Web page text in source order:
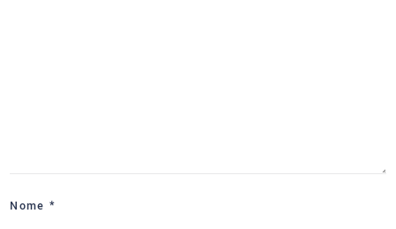
Nome*